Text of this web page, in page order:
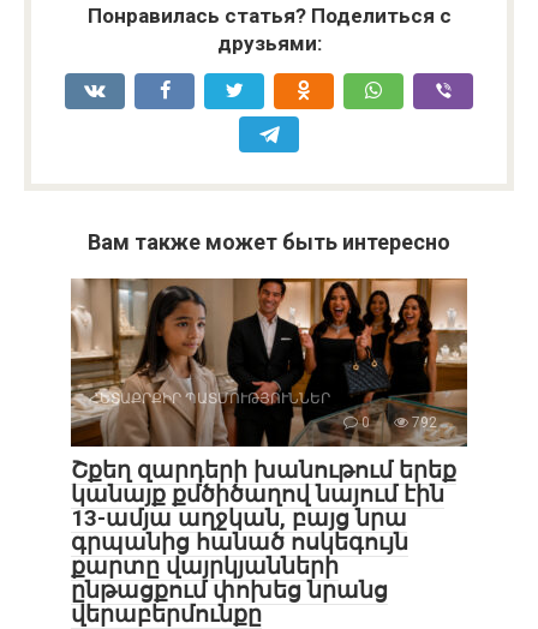
Понравилась статья? Поделиться с
друзьями:
Вам также может быть интересно
ՀԵՏԱՔՐՔԻՐ ՊԱՏՄՈՒԹՅՈՒՆՆԵՐ
0
792
Շքեղ զարդերի խանութում երեք
կանայք քմծիծաղով նայում էին
13-ամյա աղջկան, բայց նրա
գրպանից հանած ոսկեգույն
քարտը վայրկյանների
ընթացքում փոխեց նրանց
վերաբերմունքը